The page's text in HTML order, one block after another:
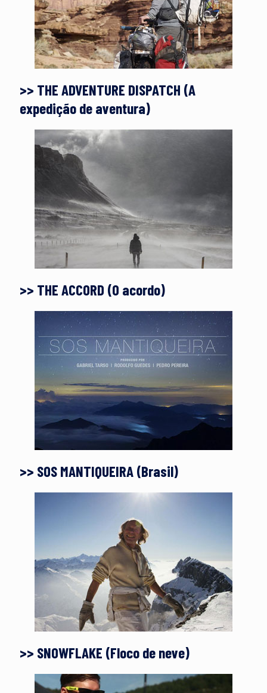
>> THE ADVENTURE DISPATCH (A
expedição de aventura)
>> THE ACCORD (O acordo)
>> SOS MANTIQUEIRA (Brasil)
>> SNOWFLAKE (Floco de neve)